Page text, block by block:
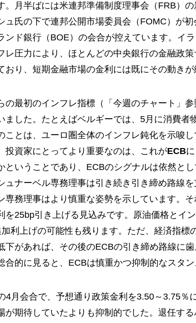
。月半ばには米連邦準備制度理事会（FRB）
ュ氏の下で連邦公開市場委員会（FOMC）が
ンド銀行（BOE）の会合が控えています。イ
レ圧力により、ほとんどの中央銀行の金融政
おり、短期金融市場の金利には既にその動きが
の最初のインフレ指標（「今週のチャート」
ました。たとえばベルギーでは、5月に消費者
ことは、ユーロ圏全体のインフレ鈍化を示唆
投資家にとってより重要なのは、これがECB
ということであり、ECBのシグナルは依然とし
ュナーベル専務理事は引き続き引き締め路線
専務理事はより慎重な姿勢を示しています。
を25bp引き上げる見込みです。原油価格とイ
利上げの可能性も残ります。ただ、経済指標
下があれば、その後のECBの引き締め路線に
合的に見ると、ECBは慎重かつ抑制的なスタン
4月会合で、予想通り政策金利を3.50～3.75％
が期待していたよりも抑制的でした。退任す